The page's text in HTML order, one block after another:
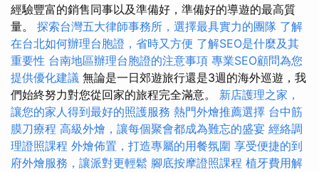
經驗豐富的銷售同事以及準備好，準備好的導遊的最高質
量。 探索台灣五大律師事務所，選擇最具實力的團隊 了解
在台北如何辦理台胞證，省時又方便 了解SEO是什麼及其
重要性 台南地區辦理台胞證的注意事項 專業SEO顧問為您
提供優化建議 無論是一日郊遊旅行還是3週的海外巡遊，我
們始終努力對您從回家的旅程完全滿意。 新店護理之家，
讓您的家人得到最好的照護服務 熱門外燴推薦選擇 台中筋
膜刀療程 高級外燴，讓每個聚會都成為難忘的盛宴 經絡調
理證照課程 外燴佈置，打造專屬的用餐氛圍 享受便捷的到
府外燴服務，讓派對更輕鬆 腳底按摩證照課程 植牙費用解